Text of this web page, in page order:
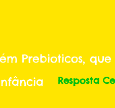
Prebioticos,
Resposta